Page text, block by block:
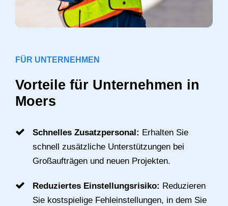
FÜR UNTERNEHMEN
Vorteile für Unternehmen in
Moers
Schnelles Zusatzpersonal: Erhalten Sie
schnell zusätzliche Unterstützungen bei
Großaufträgen und neuen Projekten.
Reduziertes Einstellungsrisiko: Reduzieren
Sie kostspielige Fehleinstellungen, in dem Sie